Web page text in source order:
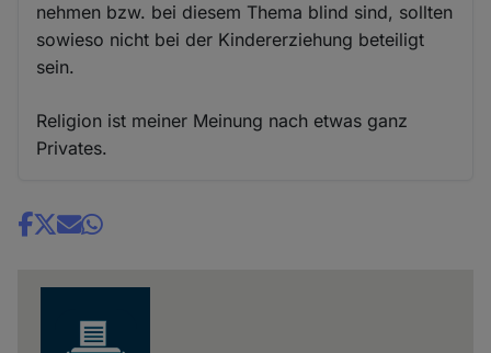
nehmen bzw. bei diesem Thema blind sind, sollten
sowieso nicht bei der Kindererziehung beteiligt
sein.
Religion ist meiner Meinung nach etwas ganz
Privates.
Share